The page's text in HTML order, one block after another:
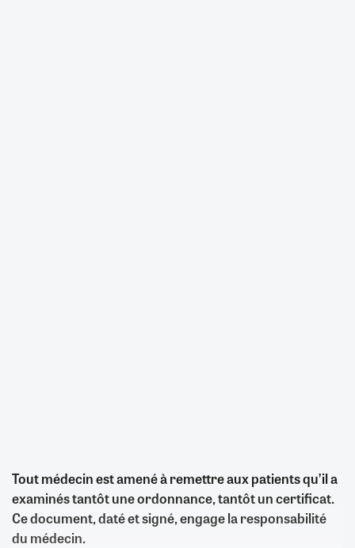
Tout médecin est amené à remettre aux patients qu’il a
examinés tantôt une ordonnance, tantôt un certificat.
Ce document, daté et signé, engage la responsabilité
du médecin.